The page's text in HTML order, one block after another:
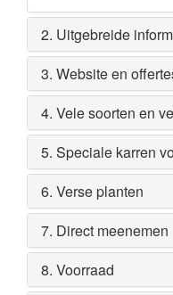
2. Uitgebreide
3. Website en
4. Vele soorten en
5. Speciale karren
6. Verse planten
7. Direct meenemen
8. Voorraad